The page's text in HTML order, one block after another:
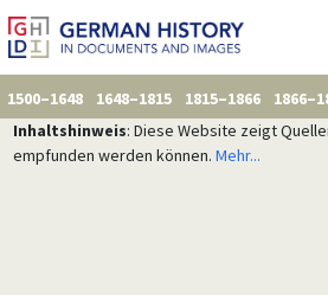
1500–1648 1648–1815 1815–1866
Inhaltshinweis: Diese Website zeigt
empfunden werden können. Mehr...